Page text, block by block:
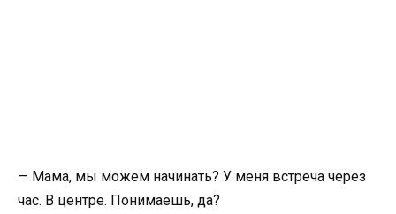
— Мама, мы можем начинать? У меня встреча через
час. В центре. Понимаешь, да?